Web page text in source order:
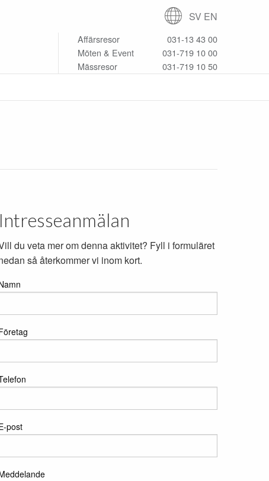
SV EN
Affärsresor
031-13 43 00
Möten & Event
031-719 10 00
Mässresor
031-719 10 50
Intresseanmälan
du veta mer om denna aktivitet? Fyll i formuläret
så återkommer vi inom kort.
post